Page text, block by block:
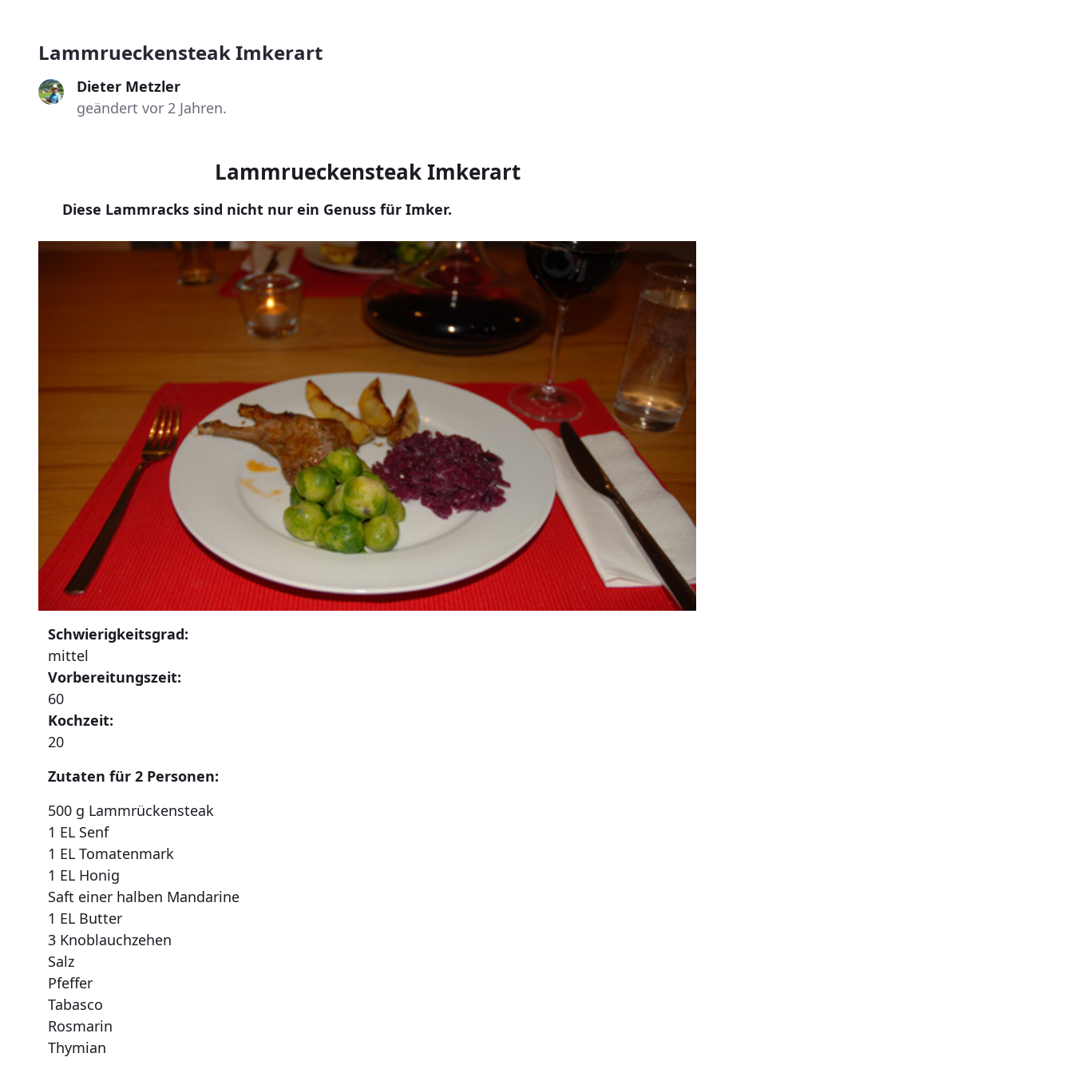
Lammrueckensteak Imkerart
Dieter Metzler
geändert vor 2 Jahren.
Lammrueckensteak Imkerart
Diese Lammracks sind nicht nur ein Genuss für Imker.
Schwierigkeitsgrad:
mittel
Vorbereitungszeit:
60
Kochzeit:
20
Zutaten für 2 Personen:
500 g Lammrückensteak
1 EL Senf
1 EL Tomatenmark
1 EL Honig
Saft einer halben Mandarine
1 EL Butter
3 Knoblauchzehen
Salz
Pfeffer
Tabasco
Rosmarin
Thymian